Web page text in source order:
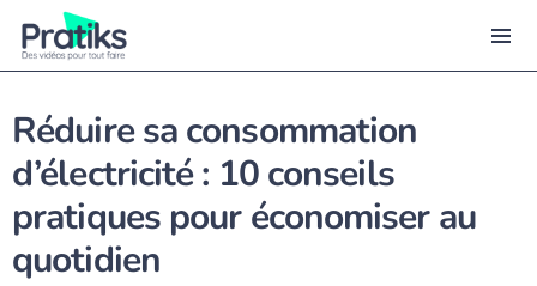
Réduire sa consommation
d’électricité : 10 conseils
pratiques pour économiser au
quotidien